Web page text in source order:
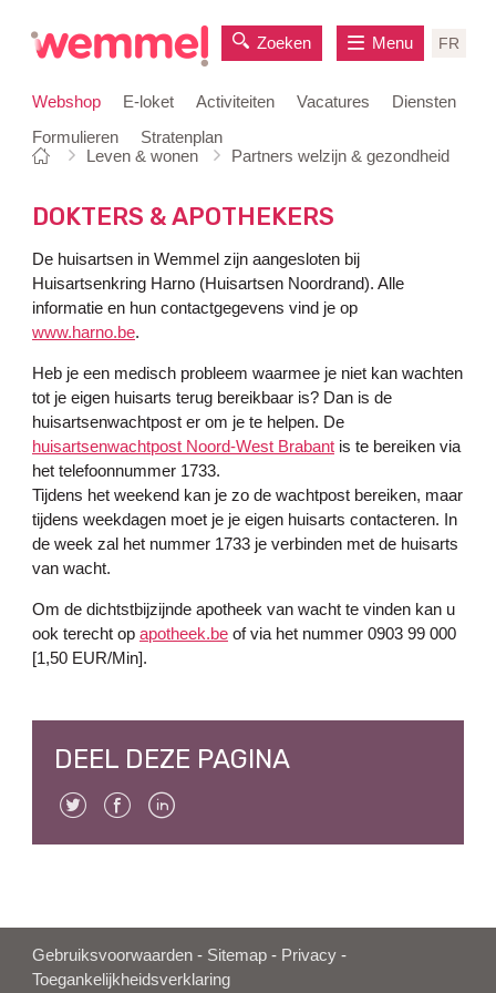
Webshop E-loket Activiteiten Vacatures
Diensten
Formulieren
Stratenplan
Zoeken FR
Menu
Je
hier:
Startpagina
Leven & wonen Partners welzijn & gezondheid
DOKTERS & APOTHEKERS
De huisartsen in Wemmel zijn aangesloten bij
Huisartsenkring Harno (Huisartsen Noordrand). Alle
informatie en hun contactgegevens vind je op
www.harno.be.
Heb je een medisch probleem waarmee je niet kan wachten
tot je eigen huisarts terug bereikbaar is? Dan is de
huisartsenwachtpost er om je te helpen. De
huisartsenwachtpost Noord-West Brabant is te bereiken via
het telefoonnummer 1733.
Tijdens het weekend kan je zo de wachtpost bereiken, maar
tijdens weekdagen moet je je eigen huisarts contacteren. In
de week zal het nummer 1733 je verbinden met de huisarts
van wacht.
Om de dichtstbijzijnde apotheek van wacht te vinden kan u
ook terecht op apotheek.be of via het nummer 0903 99 000
[1,50 EUR/Min].
DEEL DEZE PAGINA
Twitter Facebook
Gebruiksvoorwaarden - Sitemap - Privacy -
Toegankelijkheidsverklaring